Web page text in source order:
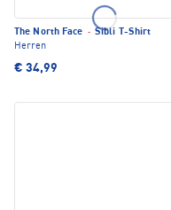
The North Face · Sibli T-Shirt
Herren
€ 34,99